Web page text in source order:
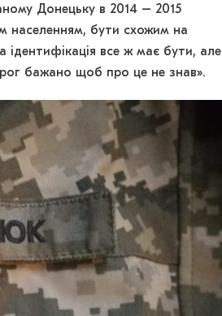
Донецьку в 2014 – 2015
населенням, бути схожим на
ідентифікація все ж має бути, але
бажано щоб про це не знав».